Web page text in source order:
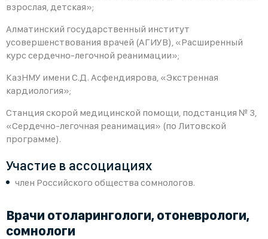
взрослая, детская»;
Алматинский государственный институт
усовершенствования врачей (АГИУВ), «Расширенный
курс сердечно-легочной реанимации»;
КазНМУ имени С.Д. Асфендиярова, «Экстренная
кардиология»;
Станция скорой медицинской помощи, подстанция № 3,
«Сердечно-легочная реанимация» (по Литовской
программе).
Участие в ассоциациях
член Российского общества сомнологов.
Врачи отоларингологи, отоневрологи,
сомнологи